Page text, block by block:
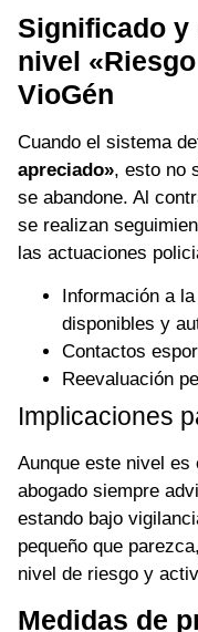
Significado y
nivel
VioGén
Cuando el sistema
apreciado», esto no
se abandone. Al
se realizan
las actuaciones
Información a
disponibles y
Contactos
Reevaluación
Implicaciones
Aunque este nivel
abogado siempre
estando bajo
pequeño que
nivel de riesgo y
Medidas de